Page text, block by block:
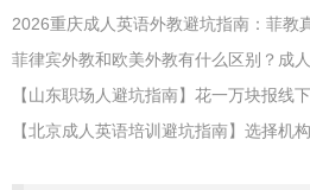
菲律宾外教和欧美外教有什么区别？成